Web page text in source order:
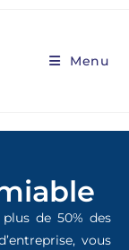
Menu
de 50% des
vous